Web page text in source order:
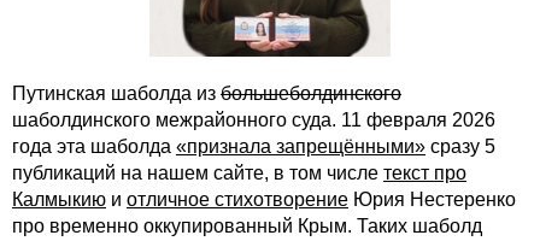
Путинская шаболда из большеболдинского
шаболдинского межрайонного суда. 11 февраля 2026
года эта шаболда «признала запрещёнными» сразу 5
публикаций на нашем сайте, в том числе текст про
Калмыкию и отличное стихотворение Юрия Нестеренко
про временно оккупированный Крым. Таких шаболд